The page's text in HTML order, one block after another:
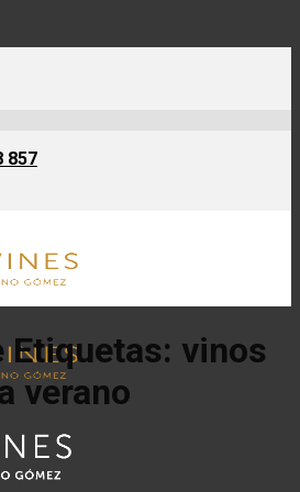
857
Etiquetas: vinos
verano